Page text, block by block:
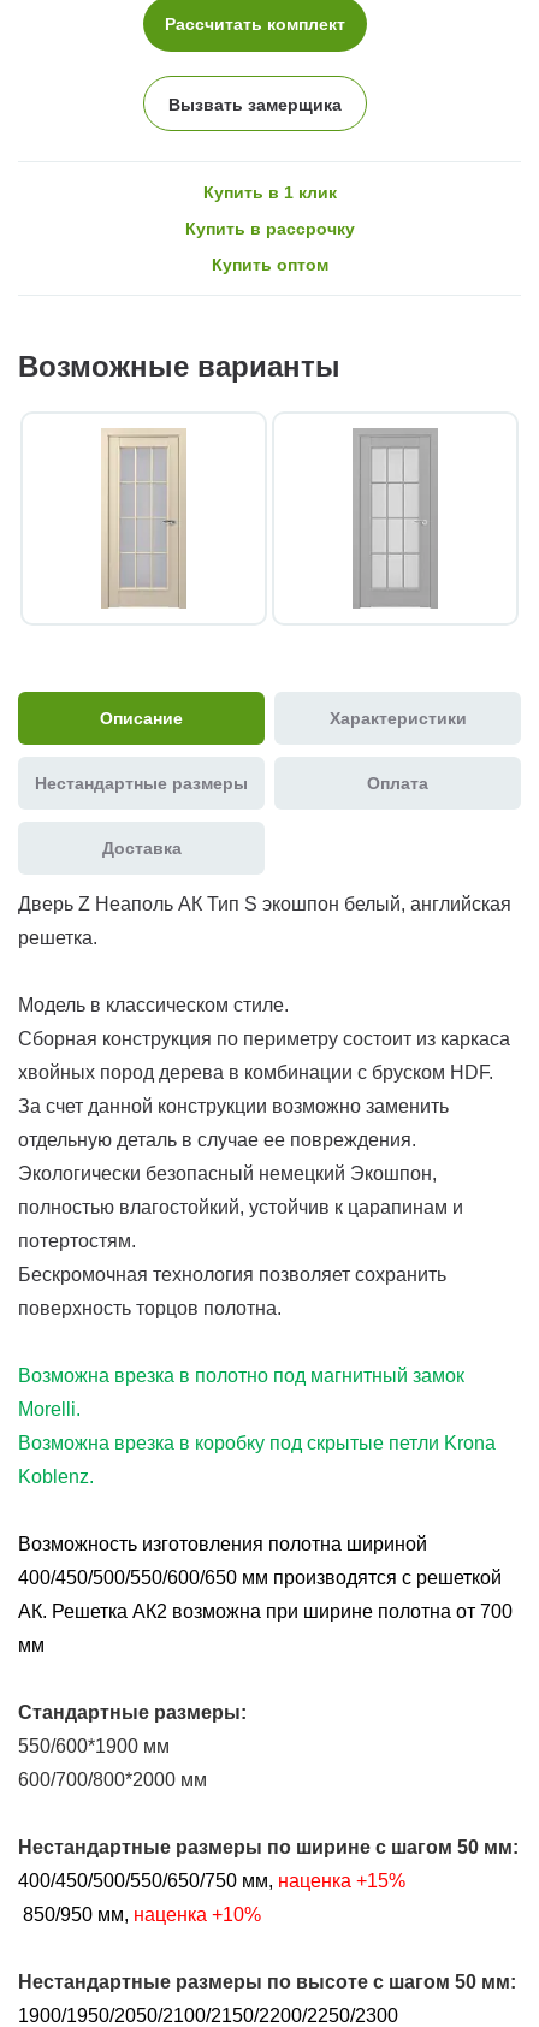
Рассчитать комплект
Вызвать замерщика
Купить в 1 клик
Купить в рассрочку
Купить оптом
Возможные варианты
Описание Характеристики
Нестандартные размеры Оплата
Доставка
Дверь Z Неаполь АК Тип S экошпон белый, английская
решетка.
Модель в классическом стиле.
Сборная конструкция по периметру состоит из каркаса
хвойных пород дерева в комбинации с бруском HDF.
За счет данной конструкции возможно заменить
отдельную деталь в случае ее повреждения.
Экологически безопасный немецкий Экошпон,
полностью влагостойкий, устойчив к царапинам и
потертостям.
Бескромочная технология позволяет сохранить
поверхность торцов полотна.
Возможна врезка в полотно под магнитный замок
Morelli.
Возможна врезка в коробку под скрытые петли Krona
Koblenz.
Возможность изготовления полотна шириной
400/450/500/550/600/650 мм производятся с решеткой
АК. Решетка АК2 возможна при ширине полотна от 700
мм
Стандартные размеры:
550/600*1900 мм
600/700/800*2000 мм
Нестандартные размеры по ширине с шагом 50 мм:
400/450/500/550/650/750 мм, наценка +15%
850/950 мм, наценка +10%
Нестандартные размеры по высоте с шагом 50 мм:
1900/1950/2050/2100/2150/2200/2250/2300